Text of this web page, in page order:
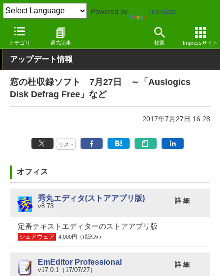
Powered by Translate
カテゴリ 過去記事 検索 Impressサイト
窓の杜 その他の話題 アップデート
アップデート情報
窓の杜収録ソフト 7月27日 ～「Auslogics
Disk Defrag Free」など
2017年7月27日 16:28
リスト
オフィス
秀丸エディタ(ストアアプリ版)
v8.73
詳 細
定番テキストエディターのストアアプリ版
シェアウェア 4,000円（税込み）
EmEditor Professional
v17.0.1（17/07/27）
詳 細